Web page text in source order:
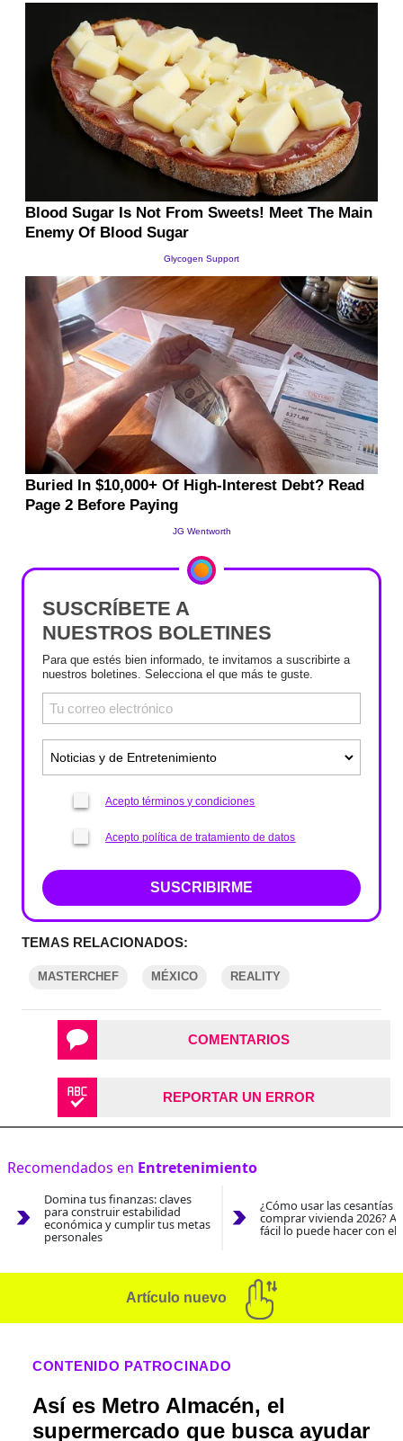
SUSCRÍBETE A
NUESTROS BOLETINES
Para que estés bien informado, te invitamos a suscribirte a
nuestros boletines. Selecciona el que más te guste.
Acepto términos y condiciones
Acepto política de tratamiento de datos
SUSCRIBIRME
TEMAS RELACIONADOS:
MASTERCHEF MÉXICO REALITY
COMENTARIOS
REPORTAR UN ERROR
Recomendados en Entretenimiento
Domina tus finanzas: claves
para construir estabilidad
económica y cumplir tus metas
personales
¿Cómo usar las cesantías
comprar vivienda 2026?
fácil lo puede hacer con el
Artículo nuevo
CONTENIDO PATROCINADO
Así es Metro Almacén, el
supermercado que busca ayudar